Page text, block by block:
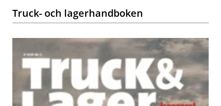
Truck- och lagerhandboken